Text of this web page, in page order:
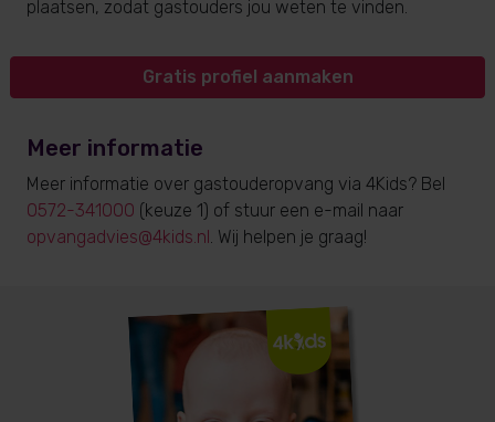
plaatsen, zodat gastouders jou weten te vinden.
Gratis profiel aanmaken
Meer informatie
Meer informatie over gastouderopvang via 4Kids? Bel
0572-341000 (keuze 1) of stuur een e-mail naar
opvangadvies@4kids.nl. Wij helpen je graag!